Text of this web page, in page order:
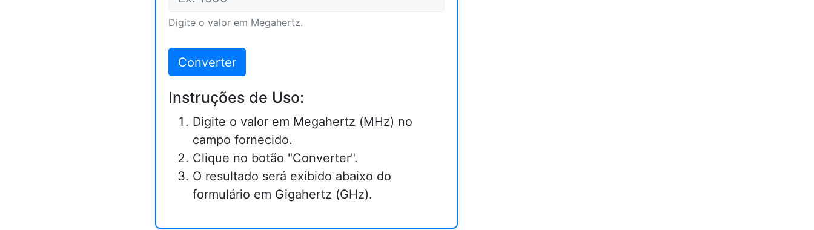
Digite o valor em Megahertz.
Converter
Instruções de Uso:
Digite o valor em Megahertz (MHz) no
campo fornecido.
Clique no botão "Converter".
O resultado será exibido abaixo do
formulário em Gigahertz (GHz).